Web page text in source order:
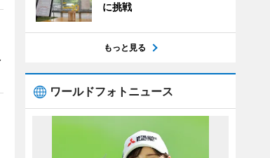
に挑戦
もっと見る
ワールドフォトニュース